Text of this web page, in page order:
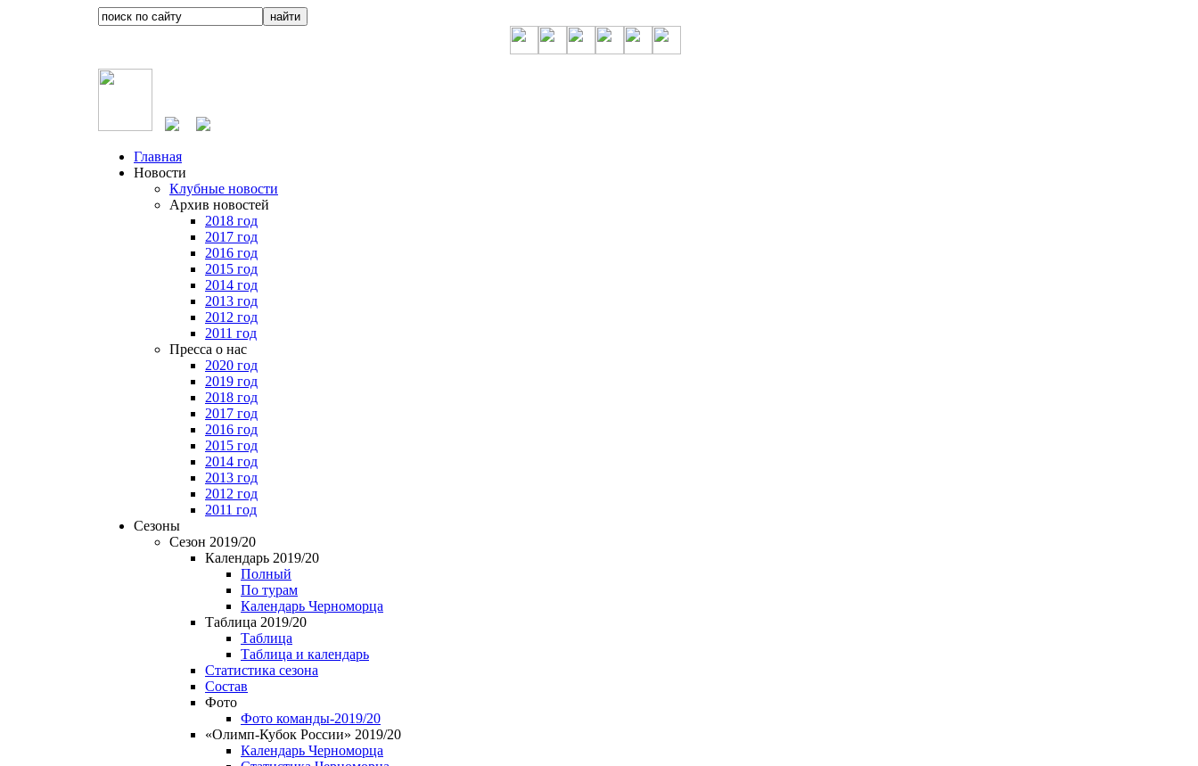
Главная
Новости
Клубные новости
Архив новостей
2018 год
2017 год
2016 год
2015 год
2014 год
2013 год
2012 год
2011 год
Пресса о нас
2020 год
2019 год
2018 год
2017 год
2016 год
2015 год
2014 год
2013 год
2012 год
2011 год
Сезоны
Сезон 2019/20
Календарь 2019/20
Полный
По турам
Календарь Черноморца
Таблица 2019/20
Таблица
Таблица и календарь
Статистика сезона
Состав
Фото
Фото команды-2019/20
«Олимп-Кубок России» 2019/20
Календарь Черноморца